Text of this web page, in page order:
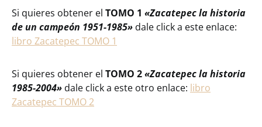
Si quieres obtener el TOMO 1 «Zacatepec la historia
de un campeón 1951-1985» dale click a este enlace:
libro Zacatepec TOMO 1
Si quieres obtener el TOMO 2«Zacatepec la historia
1985-2004» dale click a este otro enlace: libro
Zacatepec TOMO 2